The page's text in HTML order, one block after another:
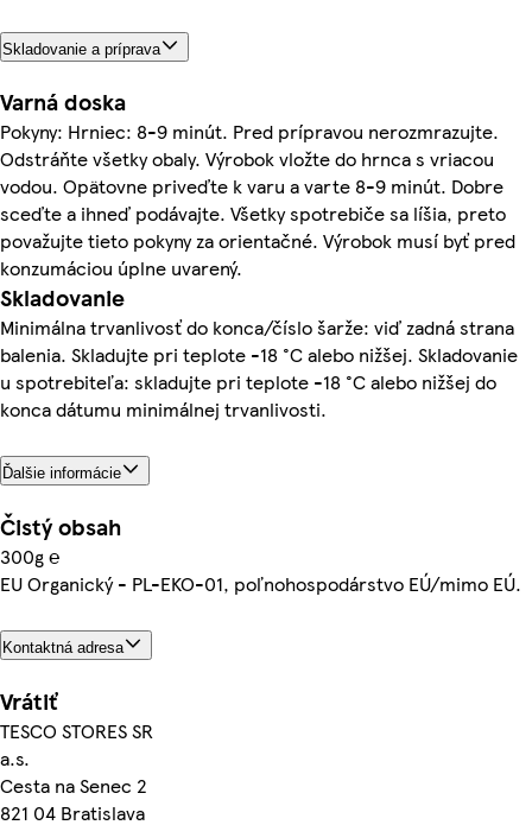
Skladovanie a príprava
Varná doska
Pokyny: Hrniec: 8-9 minút. Pred prípravou nerozmrazujte.
Odstráňte všetky obaly. Výrobok vložte do hrnca s vriacou
vodou. Opätovne priveďte k varu a varte 8-9 minút. Dobre
sceďte a ihneď podávajte. Všetky spotrebiče sa líšia, preto
považujte tieto pokyny za orientačné. Výrobok musí byť pred
konzumáciou úplne uvarený.
Skladovanie
Minimálna trvanlivosť do konca/číslo šarže: viď zadná strana
balenia. Skladujte pri teplote -18 °C alebo nižšej. Skladovanie
u spotrebiteľa: skladujte pri teplote -18 °C alebo nižšej do
konca dátumu minimálnej trvanlivosti.
Ďalšie informácie
Čistý obsah
300g ℮
EU Organický - PL-EKO-01, poľnohospodárstvo EÚ/mimo EÚ.
Kontaktná adresa
Vrátiť
TESCO STORES SR
a.s.
Cesta na Senec 2
821 04 Bratislava